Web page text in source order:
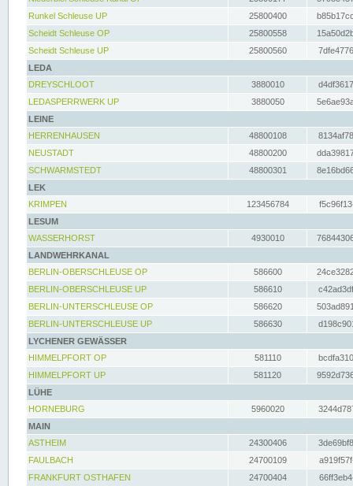
Runkel Schleuse UP
25800400
Scheidt Schleuse OP
25800558
Scheidt Schleuse UP
25800560
LEDA
DREYSCHLOOT
3880010
LEDASPERRWERK UP
3880050
LEINE
HERRENHAUSEN
48800108
NEUSTADT
48800200
SCHWARMSTEDT
48800301
LEK
KRIMPEN
123456784
LESUM
WASSERHORST
4930010
LANDWEHRKANAL
BERLIN-OBERSCHLEUSE OP
586600
BERLIN-OBERSCHLEUSE UP
586610
BERLIN-UNTERSCHLEUSE OP
586620
BERLIN-UNTERSCHLEUSE UP
586630
LYCHENER GEWÄSSER
HIMMELPFORT OP
581110
HIMMELPFORT UP
581120
LÜHE
HORNEBURG
5960020
MAIN
ASTHEIM
24300406
FAULBACH
24700109
FRANKFURT OSTHAFEN
24700404